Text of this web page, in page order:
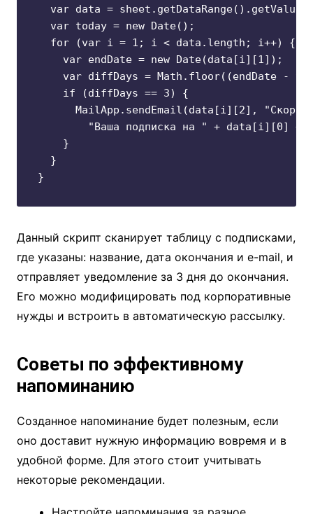
var data =
  var today = new Date();
  for (var i = 1; i < data.length; i++) {
    var endDate = new Date(data[i][1]);
var diffDays = Math.floor((endDate -
    if (diffDays == 3) {
MailApp.sendEmail(data[i][2], "Скоро
"Ваша подписка на " + data[i][0] +
    }
  }
Данный скрипт сканирует таблицу с подписками,
где указаны: название, дата окончания и e-mail, и
отправляет уведомление за 3 дня до окончания.
Его можно модифицировать под корпоративные
нужды и встроить в автоматическую рассылку.
Советы по эффективному
напоминанию
Созданное напоминание будет полезным, если
оно доставит нужную информацию вовремя и в
удобной форме. Для этого стоит учитывать
некоторые рекомендации.